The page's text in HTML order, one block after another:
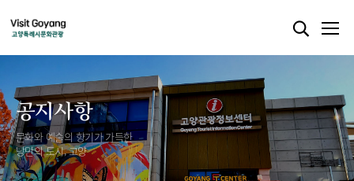
공지사항
문화와 예술의 향기가 가득한
낭만의 도시, 고양